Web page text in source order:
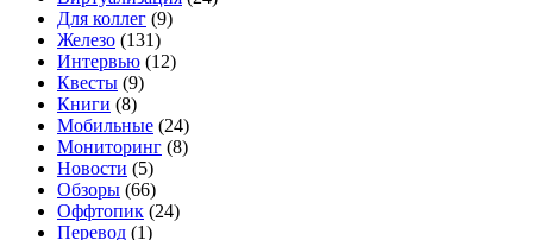
Для коллег (9)
Железо (131)
Интервью (12)
Квесты (9)
Книги (8)
Мобильные (24)
Мониторинг (8)
Новости (5)
Обзоры (66)
Оффтопик (24)
Перевод (1)